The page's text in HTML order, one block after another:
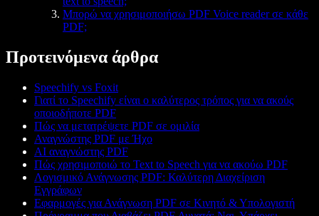
Μπορώ να χρησιμοποιήσω PDF Voice reader σε κάθε
PDF;
Προτεινόμενα άρθρα
Speechify vs Foxit
Γιατί το Speechify είναι ο καλύτερος τρόπος για να ακούς
οποιοδήποτε PDF
Πώς να μετατρέψετε PDF σε ομιλία
Αναγνώστης PDF με Ήχο
AI αναγνώστης PDF
Πώς χρησιμοποιώ το Text to Speech για να ακούω PDF
Λογισμικό Ανάγνωσης PDF: Καλύτερη Διαχείριση
Εγγράφων
Εφαρμογές για Ανάγνωση PDF σε Κινητό & Υπολογιστή